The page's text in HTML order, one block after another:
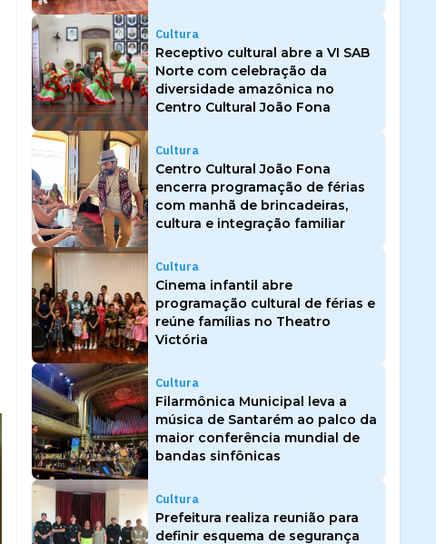
Cultura
Receptivo cultural abre a VI SAB
Norte com celebração da
diversidade amazônica no
Centro Cultural João Fona
Cultura
Centro Cultural João Fona
encerra programação de férias
com manhã de brincadeiras,
cultura e integração familiar
Cultura
Cinema infantil abre
programação cultural de férias e
reúne famílias no Theatro
Victória
Cultura
Filarmônica Municipal leva a
música de Santarém ao palco da
maior conferência mundial de
bandas sinfônicas
Cultura
Prefeitura realiza reunião para
definir esquema de segurança